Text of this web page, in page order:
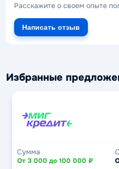
Расскажите о своем опыте
Написать отзыв
Избранные
Сумма
От 3 000 до 100 000 ₽